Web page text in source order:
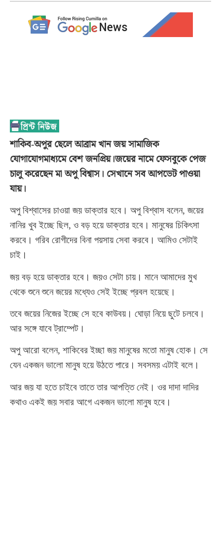
শাকিব-অপুর ছেলে আব্রাম খান জয় সামাজিক
যোগাযোগমাধ্যমে বেশ জনপ্রিয়।জয়ের নামে ফেসবুকে পেজ
চালু করেছেন মা অপু বিশ্বাস। সেখানে সব আপডেট পাওয়া
যায়।
অপু বিশ্বাসের চাওয়া জয় ডাক্তার হবে। অপু বিশ্বাস বলেন, জয়ের
নানির খুব ইচ্ছে ছিল, ও বড় হয়ে ডাক্তার হবে। মানুষের চিকিৎসা
করবে। গরিব রোগীদের বিনা পয়সায় সেবা করবে। আমিও সেটাই
চাই।
জয় বড় হয়ে ডাক্তার হবে। জয়ও সেটা চায়। মানে আমাদের মুখ
থেকে শুনে শুনে জয়ের মধ্যেও সেই ইচ্ছে প্রবল হয়েছে।
তবে জয়ের নিজের ইচ্ছে সে হবে কাউবয়। ঘোড়া নিয়ে ছুটে চলবে।
আর সঙ্গে যাবে ট্রাম্পেট।
অপু আরো বলেন, শাকিবের ইচ্ছা জয় মানুষের মতো মানুষ হোক। সে
যেন একজন ভালো মানুষ হয়ে উঠতে পারে। সবসময় এটাই বলে।
আর জয় যা হতে চাইবে তাতে তার আপত্তি নেই। ওর দাদা দাদির
কথাও একই জয় সবার আগে একজন ভালো মানুষ হবে।